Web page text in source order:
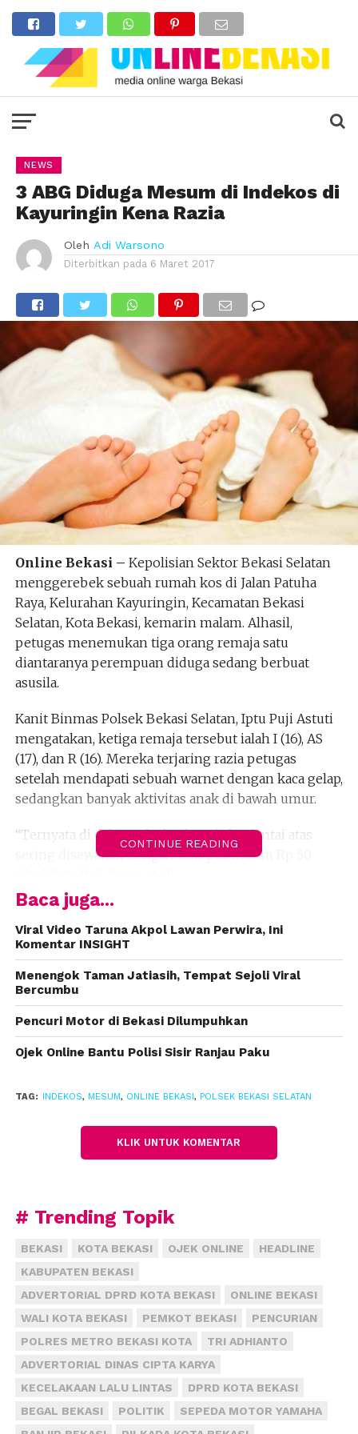
NEWS
3 ABG Diduga Mesum di Indekos di
Kayuringin Kena Razia
Oleh Adi Warsono
Diterbitkan pada 6 Maret 2017
Online Bekasi – Kepolisian Sektor Bekasi Selatan
menggerebek sebuah rumah kos di Jalan Patuha
Raya, Kelurahan Kayuringin, Kecamatan Bekasi
Selatan, Kota Bekasi, kemarin malam. Alhasil,
petugas menemukan tiga orang remaja satu
diantaranya perempuan diduga sedang berbuat
asusila.
Kanit Binmas Polsek Bekasi Selatan, Iptu Puji Astuti
mengatakan, ketiga remaja tersebut ialah I (16), AS
(17), dan R (16). Mereka terjaring razia petugas
setelah mendapati sebuah warnet dengan kaca gelap,
sedangkan banyak aktivitas anak di bawah umur.
“Ternyata di dalam ada dua lantai, dan lantai atas
sering disewakan dengan tarif per malam Rp 50
Berdasarkan laporan dari masyarakat, kamar kos
harian tersebut kerap dipakai berbuat asusila anak-
anak di bawah umur. Karena itu, petugas gabungan
melakukan pengecekan satu persatu.
“Satu kamar sempat didobrak, karena penghuninya
tidak kunjung keluar,” ujar Puji.
Petugas pun cukup terkejut mendapati tiga orang
buru memakai pakaian. Ketiganya mengelak
dituding berbuat asusila, mereka beralasan sedang
kerokan karena masuk angin.
dibawa ke Polsek Bekasi Selatan untuk dimintai
“Banyak laporan dari masyarakat perbuatan asusila
di indekos, makanya kami intensifkan razia,”
ujarnya. (fiz)
CONTINUE READING
Baca juga...
Viral Video Taruna Akpol Lawan Perwira, Ini
Komentar INSIGHT
Menengok Taman Jatiasih, Tempat Sejoli Viral
Bercumbu
Pencuri Motor di Bekasi Dilumpuhkan
Ojek Online Bantu Polisi Sisir Ranjau Paku
TAG: INDEKOS, MESUM, ONLINE BEKASI , POLSEK BEKASI SELATAN
KLIK UNTUK KOMENTAR
# Trending Topik
BEKASI KOTA BEKASI OJEK ONLINE
HEADLINE
KABUPATEN BEKASI
ADVERTORIAL DPRD KOTA BEKASI
ONLINE BEKASI
WALI KOTA BEKASI
PEMKOT BEKASI
PENCURIAN
POLRES METRO BEKASI KOTA
TRI ADHIANTO
ADVERTORIAL DINAS CIPTA KARYA
KECELAKAAN LALU LINTAS
DPRD KOTA BEKASI
BEGAL BEKASI
POLITIK
SEPEDA MOTOR YAMAHA